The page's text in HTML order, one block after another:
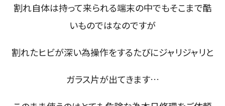
割れ自体は持って来られる端末の中でもそこまで酷
いものではなのですが
割れたヒビが深い為操作をするたびにジャリジャリと
ガラス片が出てきます…